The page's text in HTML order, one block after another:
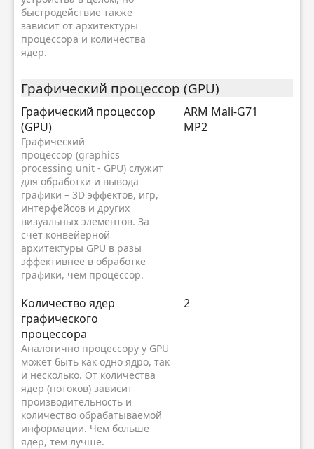
быстродействие также
зависит от архитектуры
процессора и количества
ядер.
Графический процессор (GPU)
Графический процессор
(GPU)
Графический
процессор (graphics
processing unit - GPU) служит
для обработки и вывода
графики – 3D эффектов, игр,
интерфейсов и других
визуальных элементов. За
счет конвейерной
архитектуры GPU в разы
эффективнее в обработке
графики, чем процессор.
ARM Mali-G71
MP2
Kоличество ядер
графического
процессора
Аналогично процессору у GPU
может быть как одно ядро, так
и несколько. От количества
ядер (потоков) зависит
производительность и
количество обрабатываемой
информации. Чем больше
ядер, тем лучше.
2